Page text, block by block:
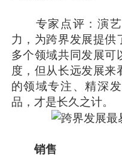
专家点评：演艺
力，为跨界发展提供
多个领域共同发展可
度，但从长远发展来
的领域专注、精深
品，才是长久之计。
销售